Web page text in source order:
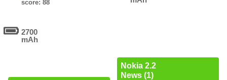
score: 88
2700
mAh
Nokia 2.2
News (1)